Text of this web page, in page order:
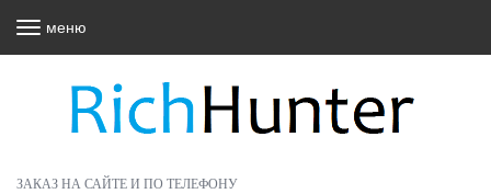
ЗАКАЗ НА САЙТЕ И ПО ТЕЛЕФОНУ
меню